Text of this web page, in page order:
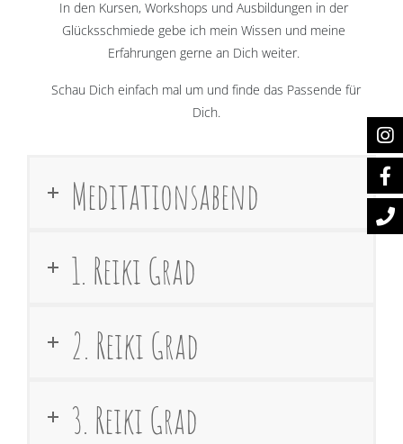
In den Kursen, Workshops und Ausbildungen in der
Glücksschmiede gebe ich mein Wissen und meine
Erfahrungen gerne an Dich weiter.
Schau Dich einfach mal um und finde das Passende für
Dich.
Meditationsabend
1. Reiki Grad
2. Reiki Grad
3. Reiki Grad